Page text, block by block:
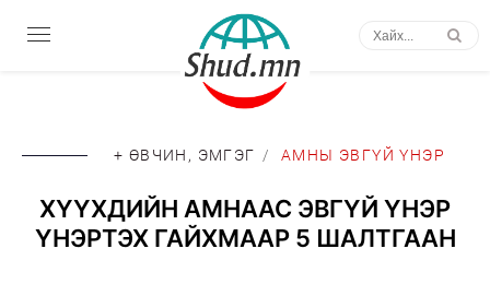
+ ӨВЧИН, ЭМГЭГ / АМНЫ ЭВГҮЙ ҮНЭР
ХҮҮХДИЙН АМНААС ЭВГҮЙ ҮНЭР
ҮНЭРТЭХ ГАЙХМААР 5 ШАЛТГААН